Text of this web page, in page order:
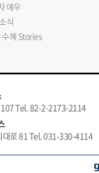
예우
식
수혜 Stories
107 Tel. 82-2-2173-2114
대로 81 Tel. 031-330-4114